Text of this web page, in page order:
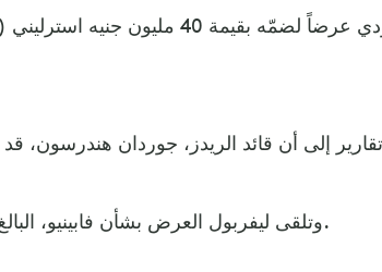
إلى أن قائد الريدز، جوردان هندرسون، قد
وتلقى ليفربول العرض بشأن فابينيو، البالغ من العمر 29 عاما، مساء الجمعة.